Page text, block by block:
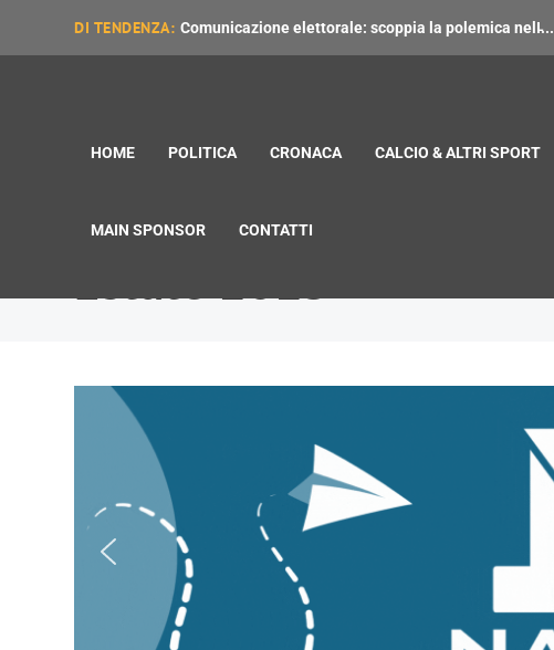
DI TENDENZA: Comunicazione elettorale: scoppia la polemica nell̵...
HOME POLITICA CRONACA CALCIO & ALTRI SPORT
MAIN SPONSOR CONTATTI
Estate 2025